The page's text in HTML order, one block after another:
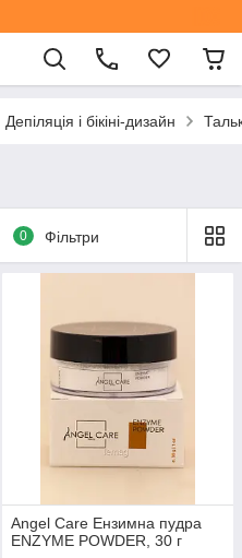
Депіляція і бікіні-дизайн
0 Фільтри
Angel Care Ензимна пудра
ENZYME POWDER, 30 г